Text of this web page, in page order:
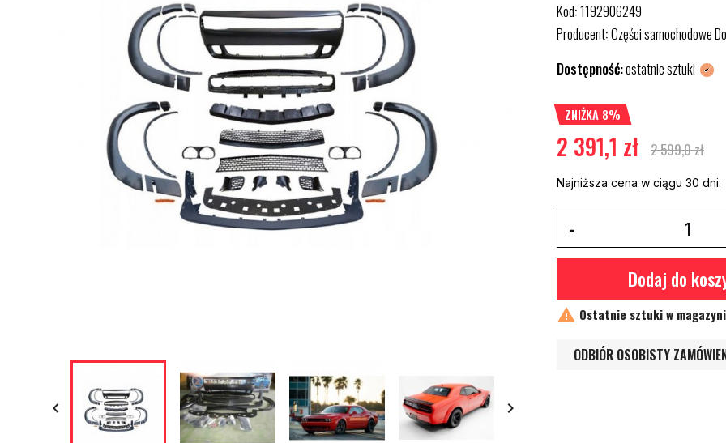
 
Kod:1192906249
Producent:Części samochodowe
Dostępność:ostatnie sztuki
ZNIŻKA 8%
2 391,1 zł 2 599,0 zł
Najniższa cena w ciągu 30 dni:
Dodaj do
 Ostatnie sztuki w
ODBIÓR OSOBISTY